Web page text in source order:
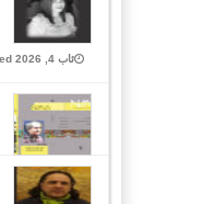
ئاب 4, 2026 Closed